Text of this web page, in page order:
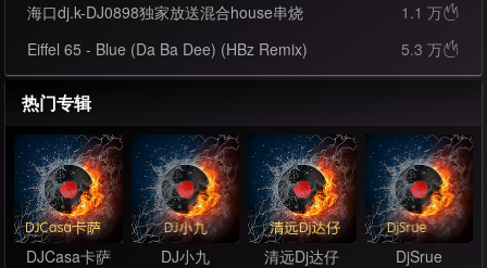
海口dj.k-DJ0898独家放送混合house串烧 1.1 万
Eiffel 65 - Blue (Da Ba Dee) (HBz Remix) 5.3 万
热门专辑
DJCasa卡萨 DJ小九 清远Dj达仔 DjSrue